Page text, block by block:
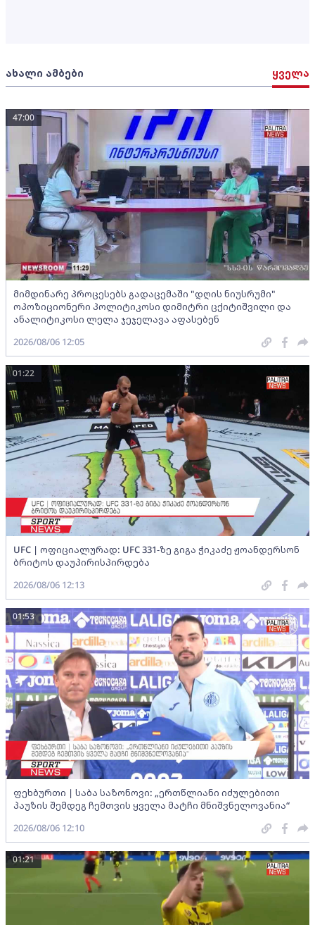
ახალი ამბები ყველა
მიმდინარე პროცესებს გადაცემაში "დღის ნიუსრუმი"
ოპოზიციონერი პოლიტიკოსი დიმიტრი ცქიტიშვილი და
ანალიტიკოსი ლელა ჯეჯელავა აფასებენ
47:00
2026/08/06 12:05
UFC | ოფიციალურად: UFC 331-ზე გიგა ჭიკაძე ჟოანდერსონ
ბრიტოს დაუპირისპირდება
01:22
2026/08/06 12:13
ფეხბურთი | საბა საზონოვი: „ერთწლიანი იძულებითი
პაუზის შემდეგ ჩემთვის ყველა მატჩი მნიშვნელოვანია“
01:53
2026/08/06 12:10
01:21